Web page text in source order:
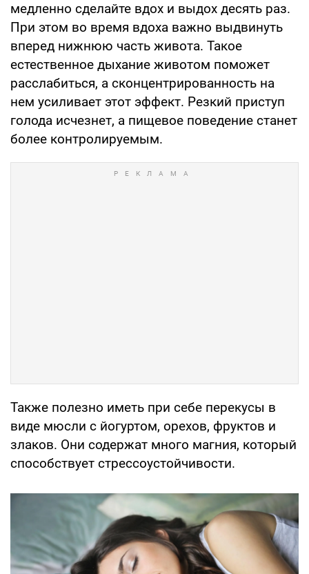
медленно сделайте вдох и выдох десять раз.
При этом во время вдоха важно выдвинуть
вперед нижнюю часть живота. Такое
естественное дыхание животом поможет
расслабиться, а сконцентрированность на
нем усиливает этот эффект. Резкий приступ
голода исчезнет, а пищевое поведение станет
более контролируемым.
Также полезно иметь при себе перекусы в
виде мюсли с йогуртом, орехов, фруктов и
злаков. Они содержат много магния, который
способствует стрессоустойчивости.